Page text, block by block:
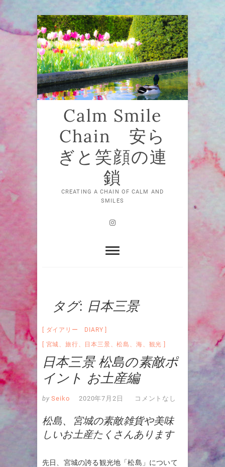
Skip
to
content
Calm Smile
Chain 安ら
ぎと笑顔の連
鎖
CREATING A CHAIN OF CALM AND
SMILES
Instagram
タグ: 日本三景
ダイアリー DIARY
宮城 、旅行 日本三景 、松島 海 観光
日本三景 松島の素敵ポ
イント お土産編
by Seiko 2020年7月2日 コメントなし
松島、宮城の素敵雑貨や美味
しいお土産たくさんあります
先日、宮城の誇る観光地「松島」について